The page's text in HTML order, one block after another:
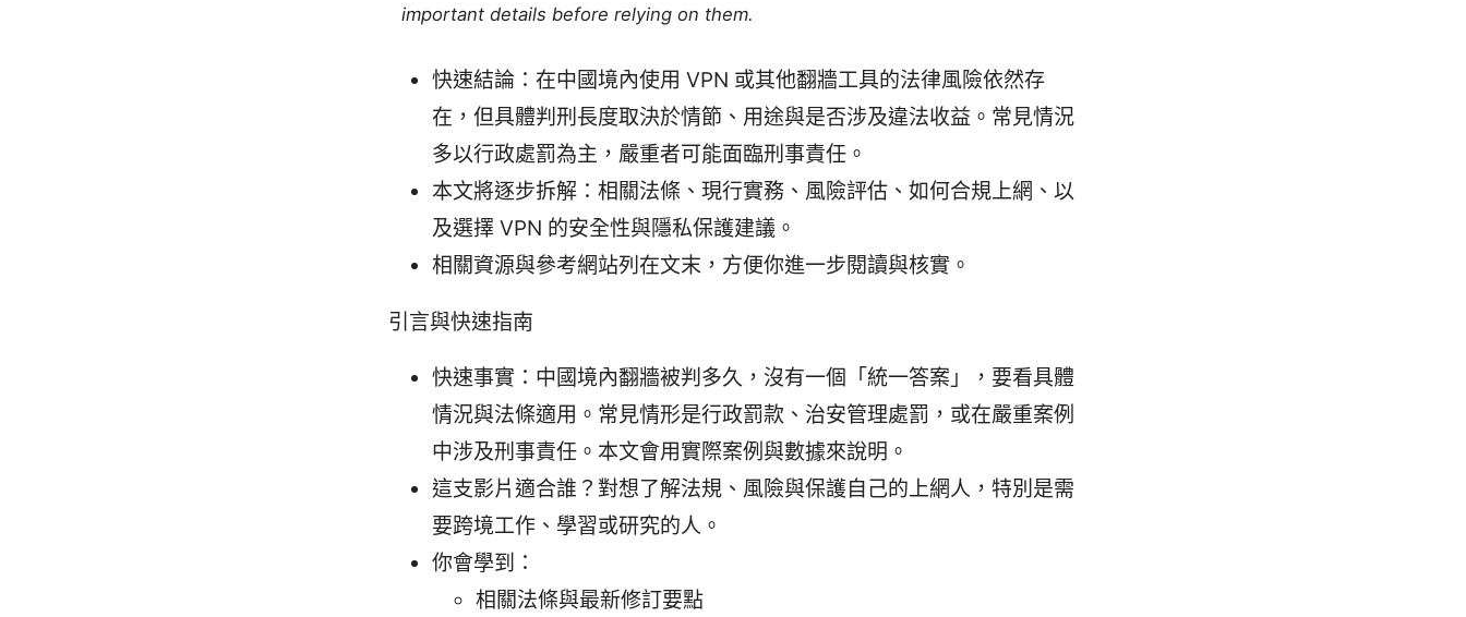
important details before relying on them.
快速結論：在中國境內使用 VPN 或其他翻牆工具的法律風險依然存
在，但具體判刑長度取決於情節、用途與是否涉及違法收益。常見情況
多以行政處罰為主，嚴重者可能面臨刑事責任。
本文將逐步拆解：相關法條、現行實務、風險評估、如何合規上網、以
及選擇 VPN 的安全性與隱私保護建議。
相關資源與參考網站列在文末，方便你進一步閱讀與核實。
引言與快速指南
快速事實：中國境內翻牆被判多久，沒有一個「統一答案」，要看具體
情況與法條適用。常見情形是行政罰款、治安管理處罰，或在嚴重案例
中涉及刑事責任。本文會用實際案例與數據來說明。
這支影片適合誰？對想了解法規、風險與保護自己的上網人，特別是需
要跨境工作、學習或研究的人。
你會學到：
相關法條與最新修訂要點